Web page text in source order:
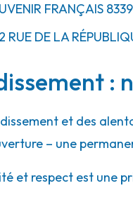
Cuers
FRANÇAIS
RUE DE LA
:
et des
– une
et respect est une